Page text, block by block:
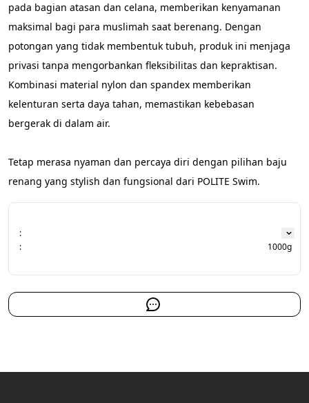
pada bagian atasan dan celana, memberikan kenyamanan
maksimal bagi para muslimah saat berenang. Dengan
potongan yang tidak membentuk tubuh, produk ini menjaga
privasi tanpa mengorbankan fleksibilitas dan kepraktisan.
Kombinasi material nylon dan spandex memberikan
kelenturan serta daya tahan, memastikan kebebasan
bergerak di dalam air.
Tetap merasa nyaman dan percaya diri dengan pilihan baju
renang yang stylish dan fungsional dari POLITE Swim.
:
:
1000g